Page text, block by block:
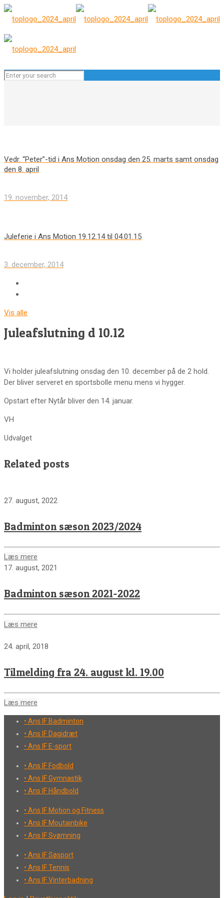
Vedr. “Peter”-tid i Ans Motion onsdag den 25. marts samt onsdag
den 8. april
19. november, 2014
Juleferie i Ans Motion 19.12.14 til 04.01.15
3. december, 2014
Vis alle
Juleafslutning d 10.12
Vi holder juleafslutning onsdag den 10. december på de 2 hold.
Der bliver serveret en sportsbolle menu mens vi hygger.
Opstart efter Nytår bliver den 14. januar.
VH
Udvalget
Related posts
27. august, 2022
Badminton sæson 2023/2024
Læs mere
17. august, 2021
Badminton sæson 2021-2022
Læs mere
24. april, 2018
Tilmelding fra 24. august kl. 19.00
Læs mere
• Ans IF Badminton
• Ans IF Dagidræt
• Ans IF E-sport
• Ans IF Fodbold
• Ans IF Gymnastik
• Ans IF Håndbold
• Ans IF Motion og Fitness
• Ans IF Moutainbike
• Ans IF Svømning
• Ans IF Søsport
• Ans IF Tennis
• Ans IF Vinterbadning